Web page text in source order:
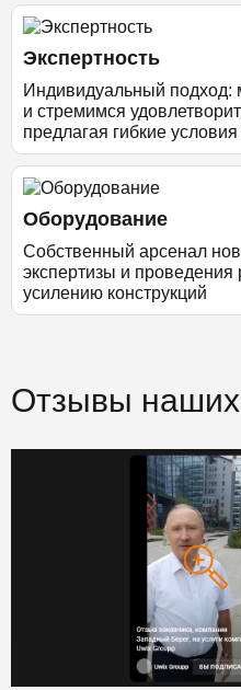
Экспертность
Индивидуальный подход:
и стремимся
предлагая гибкие
Оборудование
Собственный арсенал
экспертизы и проведения
усилению конструкций
Отзывы наших